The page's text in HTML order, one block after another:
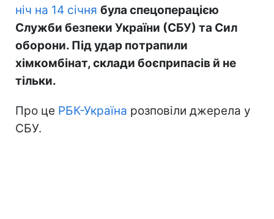
ніч на 14 січня була спецоперацією
Служби безпеки України (СБУ) та Сил
оборони. Під удар потрапили
хімкомбінат, склади боєприпасів й не
тільки.
Про це РБК-Україна розповіли джерела у
СБУ.